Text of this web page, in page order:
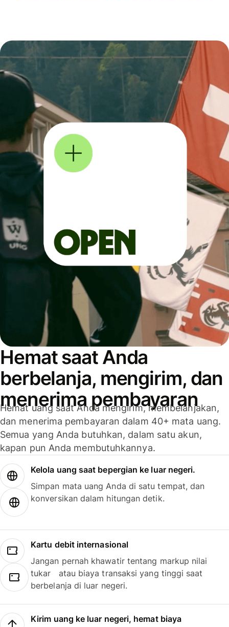
Hemat saat Anda
berbelanja, mengirim, dan
menerima pembayaran
Hemat uang saat Anda mengirim, membelanjakan,
dan menerima pembayaran dalam 40+ mata uang.
Semua yang Anda butuhkan, dalam satu akun,
kapan pun Anda membutuhkannya.
Kelola uang saat bepergian ke luar negeri.
Simpan mata uang Anda di satu tempat, dan
konversikan dalam hitungan detik.
Kartu debit internasional
Jangan pernah khawatir tentang markup nilai
tukar atau biaya transaksi yang tinggi saat
berbelanja di luar negeri.
Kirim uang ke luar negeri, hemat biaya